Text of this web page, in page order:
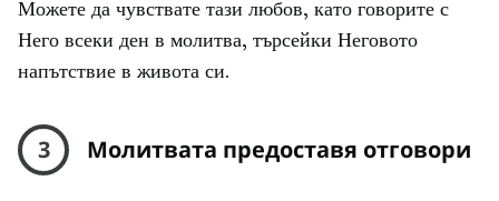
Можете да чувствате тази любов, като говорите с
Него всеки ден в молитва, търсейки Неговото
напътствие в живота си.
3 Молитвата предоставя отговори